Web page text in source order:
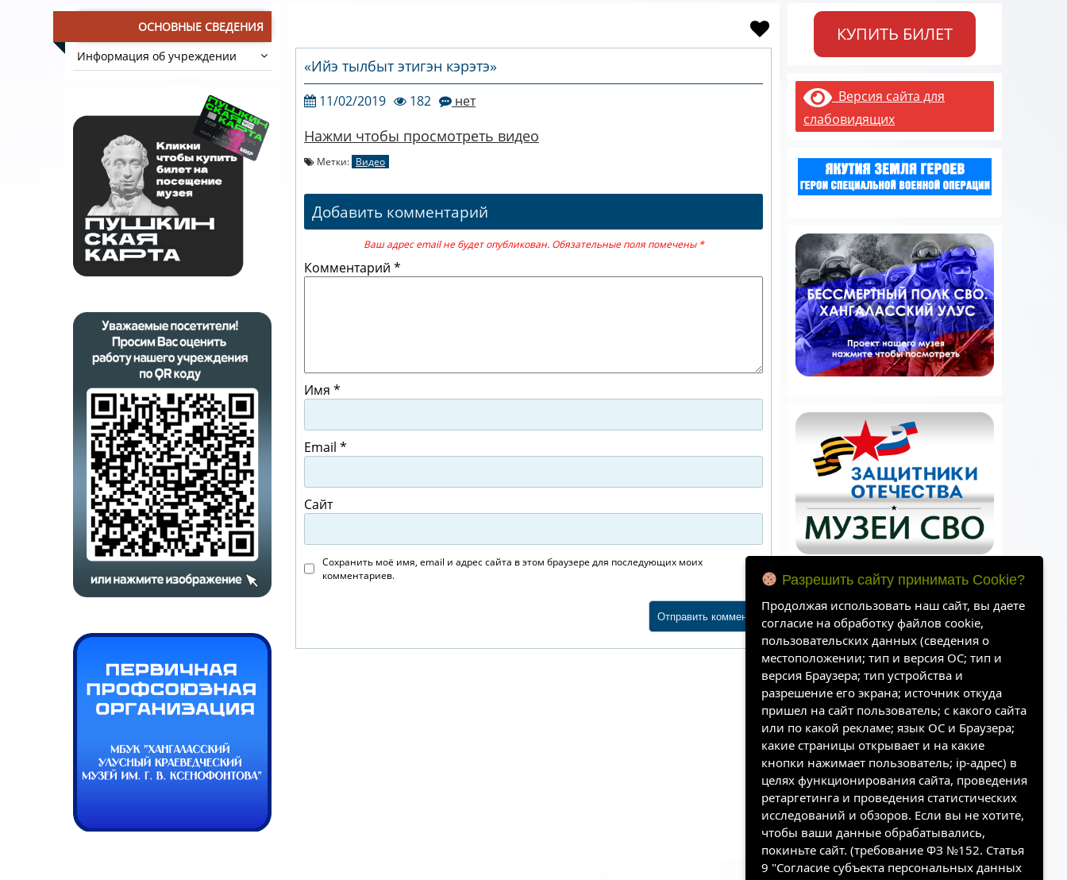
ОСНОВНЫЕ СВЕДЕНИЯ
Информация об учреждении
«Ийэ тылбыт этигэн кэрэтэ»
11/02/2019 182 нет
Нажми чтобы просмотреть видео
Метки: Видео
Добавить комментарий
Ваш адрес email не будет опубликован. Обязательные поля помечены *
Комментарий *
Имя *
Email *
Сайт
Сохранить моё имя, email и адрес сайта в этом браузере для последующих моих
комментариев.
КУПИТЬ БИЛЕТ
Версия сайта для
слабовидящих
Архивы
Разрешить сайту принимать Cookie?
Продолжая использовать наш сайт, вы даете
согласие на обработку файлов cookie,
пользовательских данных (сведения о
местоположении; тип и версия ОС; тип и
версия Браузера; тип устройства и
разрешение его экрана; источник откуда
пришел на сайт пользователь; с какого сайта
или по какой рекламе; язык ОС и Браузера;
какие страницы открывает и на какие
кнопки нажимает пользователь; ip-адрес) в
целях функционирования сайта, проведения
ретаргетинга и проведения статистических
исследований и обзоров. Если вы не хотите,
чтобы ваши данные обрабатывались,
покиньте сайт. (требование ФЗ №152. Статья
9 "Согласие субъекта персональных данных